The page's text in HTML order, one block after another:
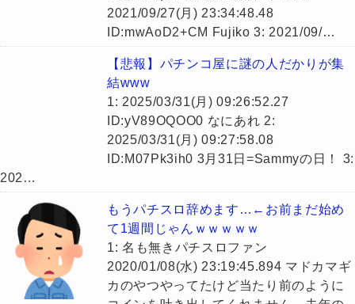
2021/09/27(月) 23:34:48.48
ID:mwAoD2+CM Fujiko 3: 2021/09/…
【悲報】パチンコ屋に謎の人だかりが集
結www
1: 2025/03/31(月) 09:26:52.27
ID:yV89OQOO0 なにあれ 2:
2025/03/31(月) 09:27:58.08
ID:M07Pk3ih0 3月31日=Sammyの日！ 3:
202…
もうパチスロ辞めます…←お前まだ始め
て1週間じゃんｗｗｗｗｗ
1: 名も無きパチスロファン
2020/01/08(水) 23:19:45.894 マドカマギ
カのやつやってたけど当たり前のように